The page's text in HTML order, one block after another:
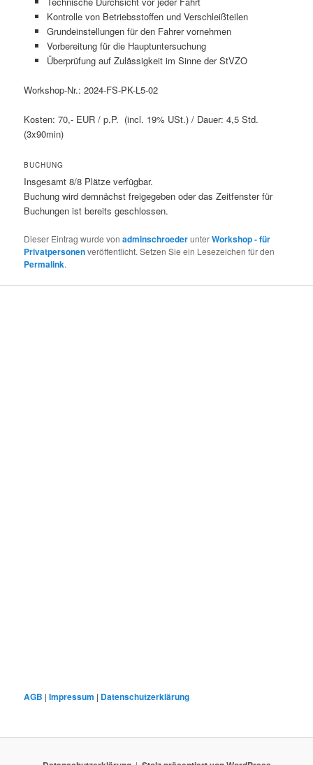
Kontrolle von Betriebsstoffen und Verschleißteilen
Grundeinstellungen für den Fahrer vornehmen
Vorbereitung für die Hauptuntersuchung
Überprüfung auf Zulässigkeit im Sinne der StVZO
Workshop-Nr.: 2024-FS-PK-L5-02
Kosten: 70,- EUR / p.P. (incl. 19% USt.) / Dauer: 4,5 Std.
(3x90min)
BUCHUNG
Insgesamt 8/8 Plätze verfügbar.
Buchung wird demnächst freigegeben oder das Zeitfenster für
Buchungen ist bereits geschlossen.
Dieser Eintrag wurde vonadminschroederunterWorkshop - für
Privatpersonenveröffentlicht. Setzen Sie ein Lesezeichen für den
Permalink.
AGB |Impressum | Datenschutzerklärung